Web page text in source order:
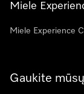
Miele
Miele Experience
Gaukite